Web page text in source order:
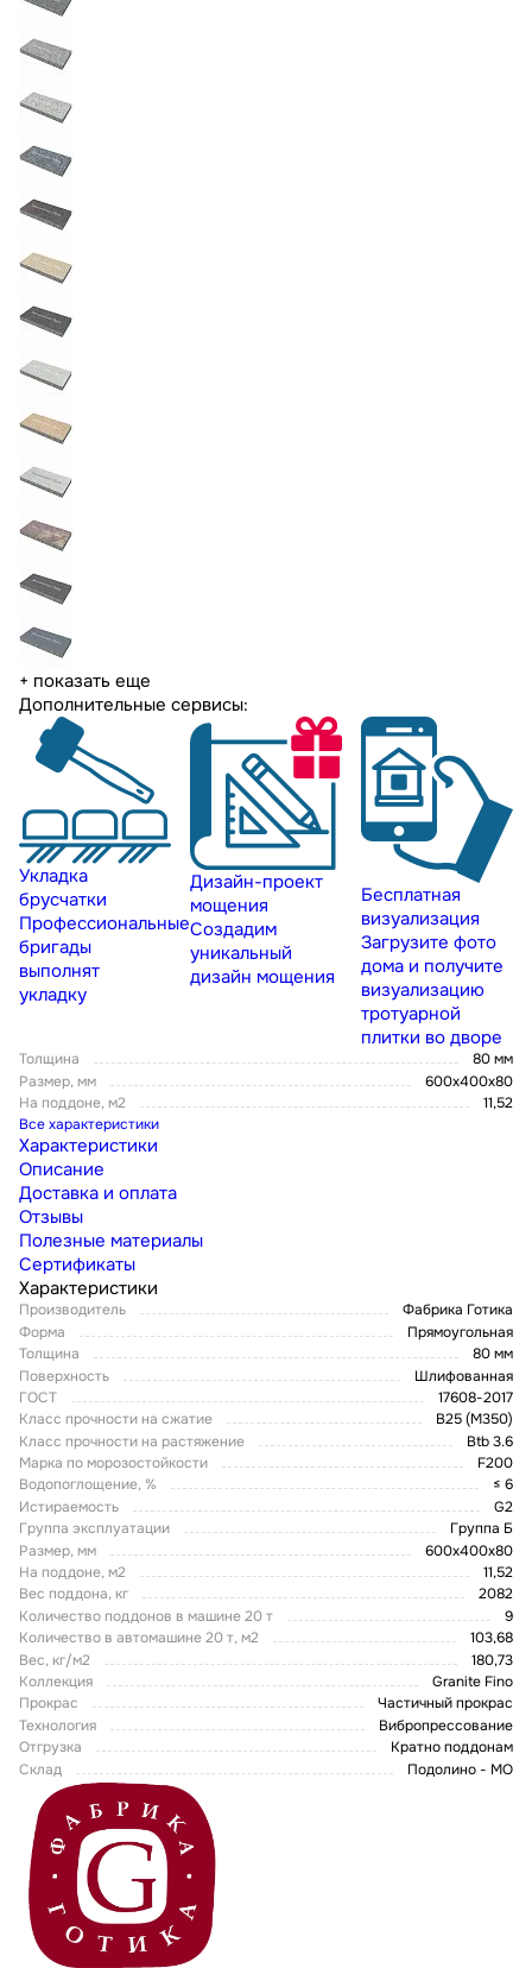
+ показать еще
Дополнительные сервисы:
Укладка
брусчатки
Профессиональные
бригады
выполнят
укладку
Дизайн-проект
мощения
Создадим
уникальный
дизайн мощения
Бесплатная
визуализация
Загрузите фото
дома и получите
визуализацию
тротуарной
плитки во дворе
Толщина
80 мм
Размер, мм
600х400х80
На поддоне, м2
11,52
Все характеристики
Характеристики
Описание
Доставка и оплата
Отзывы
Полезные материалы
Сертификаты
Характеристики
Производитель
Фабрика Готика
Форма
Прямоугольная
Толщина
80 мм
Поверхность
Шлифованная
ГОСТ
17608-2017
Класс прочности на сжатие
В25 (М350)
Класс прочности на растяжение
Btb 3.6
Марка по морозостойкости
F200
Водопоглощение, %
≤ 6
Истираемость
G2
Группа эксплуатации
Группа Б
Размер, мм
600х400х80
На поддоне, м2
11,52
Вес поддона, кг
2082
Количество поддонов в машине 20 т
9
Количество в автомашине 20 т, м2
103,68
Вес, кг/м2
180,73
Коллекция
Granite Fino
Прокрас
Частичный прокрас
Технология
Вибропрессование
Отгрузка
Кратно поддонам
Склад
Подолино - МО